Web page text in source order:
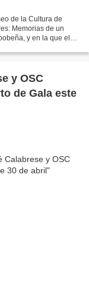
de la Cultura de
Memorias de un
y en la que el
y OSC
de Gala este